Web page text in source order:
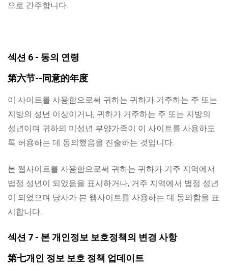
으로 간주합니다.
섹션 6 - 동의 연령
第六节--同意的年度
이 사이트를 사용함으로써 귀하는 귀하가 거주하는 주 또는
지방의 성년 이상이거나, 귀하가 거주하는 주 또는 지방의
성년이며 귀하의 미성년 부양가족이 이 사이트를 사용하도
록 허용하는 데 동의했음을 진술하는 것입니다.
본 웹사이트를 사용함으로써 귀하는 귀하가 거주 지역에서
법정 성년이 되었음을 표시하거나, 거주 지역에서 법정 성년
이 되었으며 당사가 본 웹사이트를 사용하는 데 동의함을 표
시합니다.
섹션 7 - 본 개인정보 보호정책의 변경 사항
第七개인 정보 보호 정책 업데이트